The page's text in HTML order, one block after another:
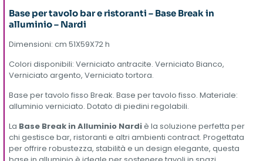
Base per tavolo bar e ristoranti – Base Break in
alluminio – Nardi
Dimensioni: cm 51X59X72 h
Colori disponibili: Verniciato antracite. Verniciato Bianco,
Verniciato argento, Verniciato tortora.
Base per tavolo fisso Break. Base per tavolo fisso. Materiale:
alluminio verniciato. Dotato di piedini regolabili.
La Base Break in Alluminio Nardiè la soluzione perfetta per
chi gestisce bar, ristoranti e altri ambienti contract. Progettata
per offrire robustezza, stabilità e un design elegante, questa